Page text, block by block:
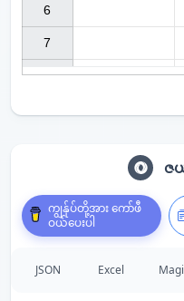
6
7
ဇ
ကျွန်ုပ်တို့အား ကော်ဖီ
ဝယ်ပေးပါ
JSON Excel